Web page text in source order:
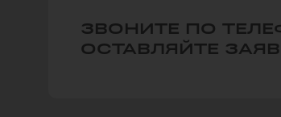
ЗВОНИТЕ ПО
ОСТАВЛЯЙТЕ